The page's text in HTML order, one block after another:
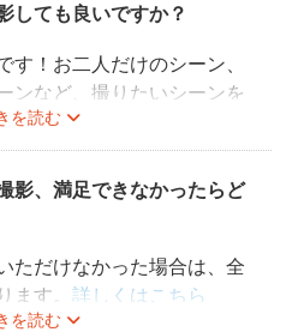
しても良いですか？
を読む
す！お二人だけのシーン、
ンなど、撮りたいシーンを
さんに相談してみてくださ
影、満足できなかったらど
を読む
ただけなかった場合は、全
ます。詳しくはこちら